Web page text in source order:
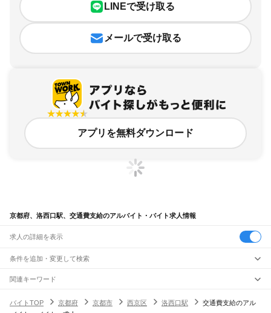
LINEで受け取る
メールで受け取る
アプリを無料ダウンロード
京都府、洛西口駅、交通費支給のアルバイト・バイト求人情報
求人の詳細を表示
条件を追加・変更して検索
市区町村を追加・変更
京都府すべて
駅を追加・変更
関連キーワード
バイトTOP
京都府 京都市 西京区 洛西口駅
交通費支給のアル